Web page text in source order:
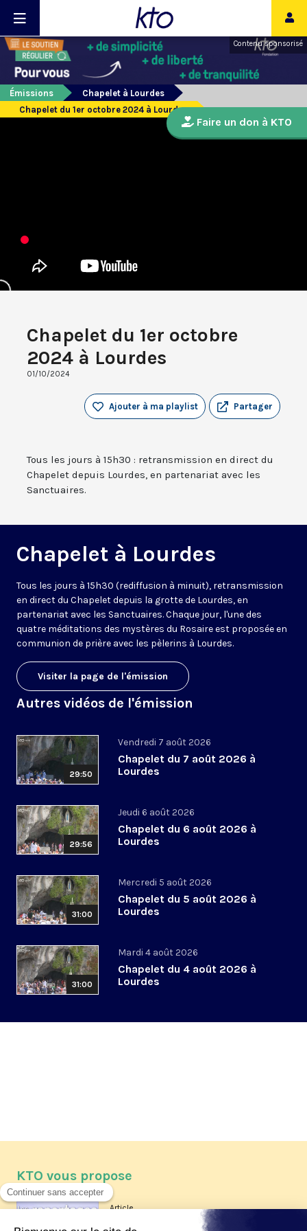
Contenu sponsorisé
Émissions
Chapelet à Lourdes
Chapelet du 1er octobre 2024 à Lourdes
Chapelet du 1er octobre
2024 à Lourdes
01/10/2024
Partager
Ajouter à ma playlist
Tous les jours à 15h30 : retransmission en direct du
Chapelet depuis Lourdes, en partenariat avec les
Sanctuaires.
Chapelet à Lourdes
Tous les jours à 15h30 (rediffusion à minuit), retransmission
en direct du Chapelet depuis la grotte de Lourdes, en
partenariat avec les Sanctuaires. Chaque jour, l'une des
quatre méditations des mystères du Rosaire est proposée en
communion de prière avec les pèlerins à Lourdes.
Visiter la page de l'émission
Autres vidéos de l'émission
29:50
Vendredi 7 août 2026
Chapelet du 7 août 2026 à
Lourdes
29:56
Jeudi 6 août 2026
Chapelet du 6 août 2026 à
Lourdes
31:00
Mercredi 5 août 2026
Chapelet du 5 août 2026 à
Lourdes
31:00
Mardi 4 août 2026
Chapelet du 4 août 2026 à
Lourdes
Faire un don à KTO
KTO vous propose
Article
Les reportages d'été 2026 de KTO